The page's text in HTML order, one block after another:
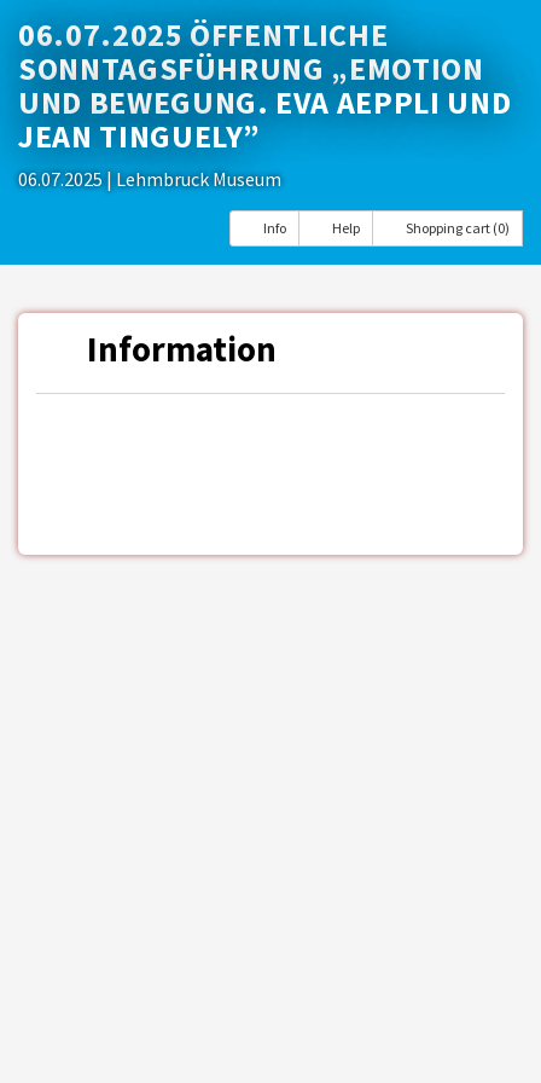
06.07.2025 ÖFFENTLICHE
SONNTAGSFÜHRUNG „EMOTION
UND BEWEGUNG. EVA AEPPLI UND
JEAN TINGUELY”
06.07.2025 | Lehmbruck Museum
Info Help Shopping cart (0)
Information